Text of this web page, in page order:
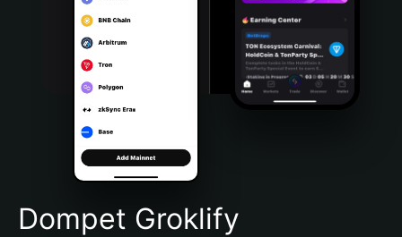
Português (Portugal)
Bahasa Indonesia
Português (Brasil)
Español (Argentina)
Dompet Groklify